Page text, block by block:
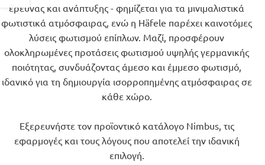
έρευνας και ανάπτυξης - φημίζεται για τα μινιμαλιστικά
φωτιστικά ατμόσφαιρας, ενώ η Häfele παρέχει καινοτόμες
λύσεις φωτισμού επίπλων. Μαζί, προσφέρουν
ολοκληρωμένες προτάσεις φωτισμού υψηλής γερμανικής
ποιότητας, συνδυάζοντας άμεσο και έμμεσο φωτισμό,
ιδανικό για τη δημιουργία ισορροπημένης ατμόσφαιρας σε
κάθε χώρο.
Εξερευνήστε τον προϊοντικό κατάλογο Nimbus, τις
εφαρμογές και τους λόγους που αποτελεί την ιδανική
επιλογή.